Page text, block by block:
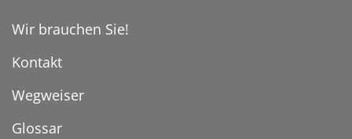
Wir brauchen Sie!
Kontakt
Wegweiser
Glossar